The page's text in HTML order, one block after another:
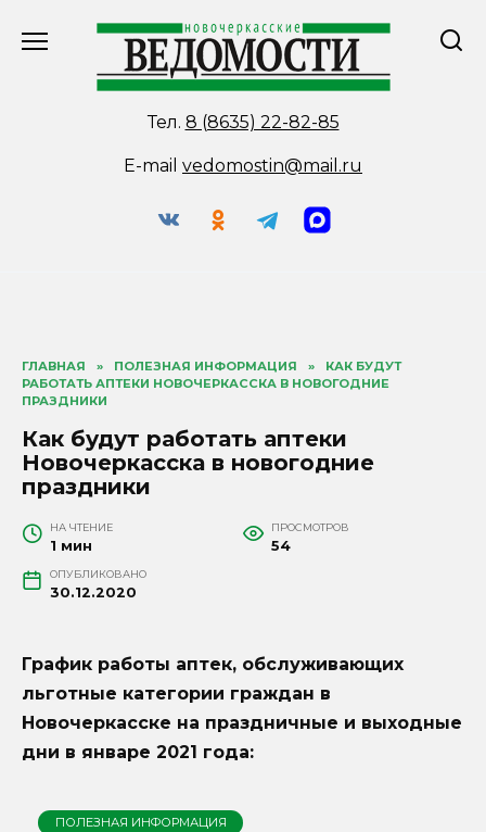
Тел. 8 (8635) 22-82-85
E-mail vedomostin@mail.ru
ГЛАВНАЯ » ПОЛЕЗНАЯ ИНФОРМАЦИЯ »
КАК БУДУТ
РАБОТАТЬ АПТЕКИ НОВОЧЕРКАССКА В НОВОГОДНИЕ
ПРАЗДНИКИ
Как будут работать аптеки
Новочеркасска в новогодние
праздники
НА ЧТЕНИЕ
1 мин
ПРОСМОТРОВ
54
ОПУБЛИКОВАНО
30.12.2020
График работы аптек, обслуживающих
льготные категории граждан в
Новочеркасске на праздничные и выходные
дни в январе 2021 года:
ПОЛЕЗНАЯ ИНФОРМАЦИЯ